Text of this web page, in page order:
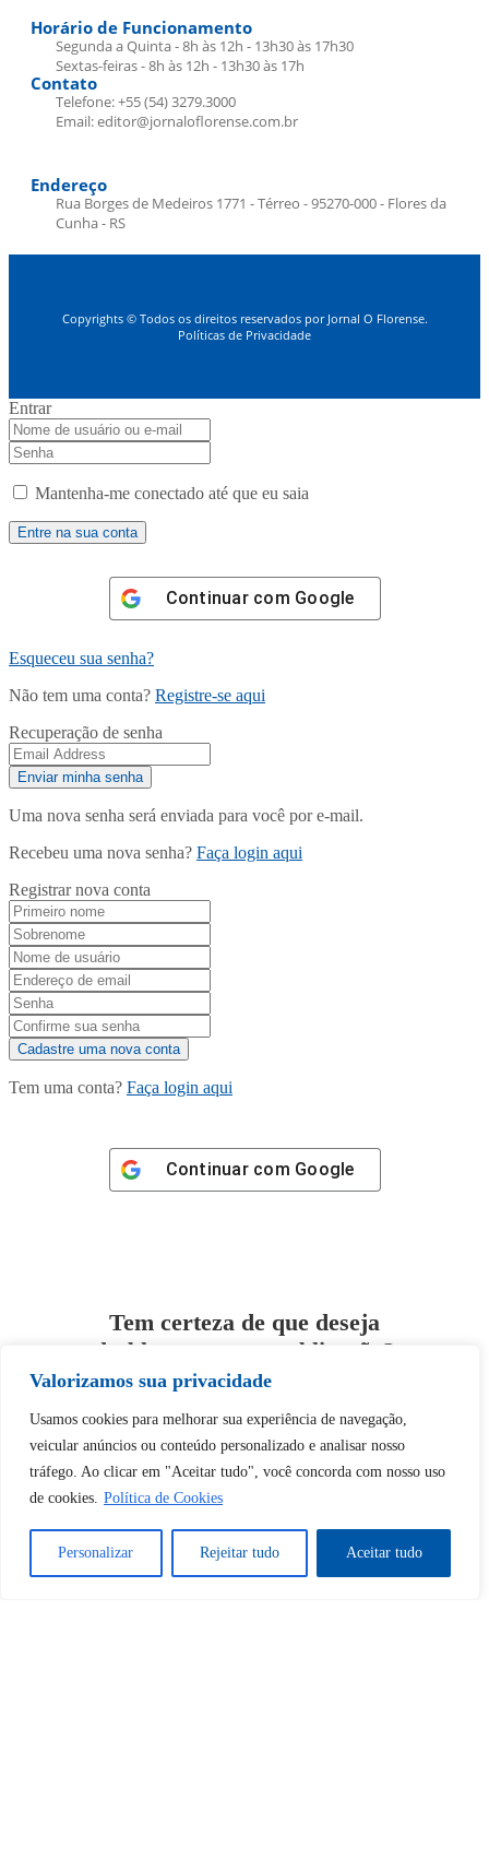
Valorizamos sua privacidade
Usamos cookies para melhorar sua experiência de navegação,
veicular anúncios ou conteúdo personalizado e analisar nosso
tráfego. Ao clicar em "Aceitar tudo", você concorda com nosso uso
de cookies. Política de Cookies
Personalizar Rejeitar tudo Aceitar tudo
Horário de Funcionamento
Segunda a Quinta - 8h às 12h - 13h30 às 17h30
Sextas-feiras - 8h às 12h - 13h30 às 17h
Contato
Telefone: +55 (54) 3279.3000
Email: editor@jornaloflorense.com.br
Endereço
Rua Borges de Medeiros 1771 - Térreo - 95270-000 - Flores da
Cunha - RS
Copyrights © Todos os direitos reservados por Jornal O Florense.
Políticas de Privacidade
Entrar
Mantenha-me conectado até que eu saia
Continuar com Google
Esqueceu sua senha?
Não tem uma conta? Registre-se aqui
Recuperação de senha
Uma nova senha será enviada para você por e-mail.
Recebeu uma nova senha? Faça login aqui
Registrar nova conta
Tem uma conta? Faça login aqui
Continuar com Google
Tem certeza de que deseja
desbloquear esta publicação?
Desbloquear esquerda : 0
Sim Não